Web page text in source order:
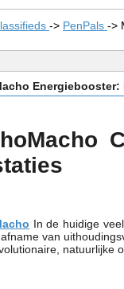
-> PenPals ->
In de huidige
van
natuurlijke